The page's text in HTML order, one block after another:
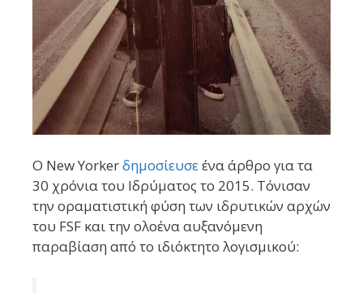
Ο New Yorkerδημοσίευσεένα άρθρο για τα
30 χρόνια του Ιδρύματος το 2015. Τόνισαν
την οραματιστική φύση των ιδρυτικών αρχών
του FSF και την ολοένα αυξανόμενη
παραβίαση από το ιδιόκτητο λογισμικού: